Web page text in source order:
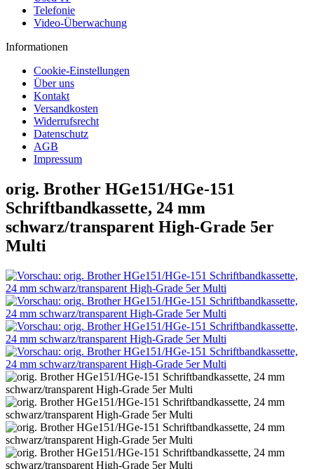
Telefonie
Video-Überwachung
Informationen
Cookie-Einstellungen
Über uns
Kontakt
Versandkosten
Widerrufsrecht
Datenschutz
AGB
Impressum
orig. Brother HGe151/HGe-151
Schriftbandkassette, 24 mm
schwarz/transparent High-Grade 5er
Multi